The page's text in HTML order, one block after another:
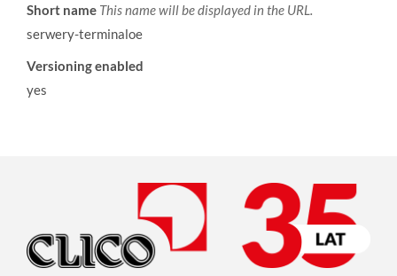
Short name This name will be displayed in the URL.
serwery-terminaloe
Versioning enabled
yes